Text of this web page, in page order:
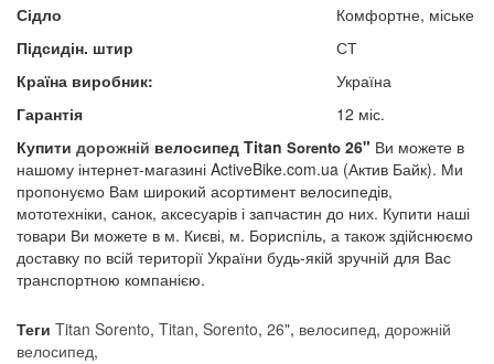
Сідло
Комфортне, міське
Підсидін. штир
СТ
Країна виробник:
Україна
Гарантія
12 міс.
Купити дорожній велосипед Titan Sorento 26"​ Ви можете в
нашому інтернет-магазині ActiveBike.com.ua (Актив Байк). Ми
пропонуємо Вам широкий асортимент велосипедів,
мототехніки, санок, аксесуарів і запчастин до них. Купити наші
товари Ви можете в м. Києві, м. Бориспіль, а також здійснюємо
доставку по всій території України будь-якій зручній для Вас
транспортною компанією.
Теги Titan Sorento, Titan, Sorento, 26", велосипед, дорожній
велосипед,